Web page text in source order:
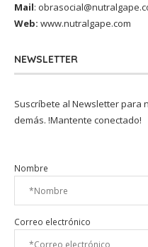
Mail:
Web: www.nutralgape.com
NEWSLETTER
Suscríbete al Newsletter para
demás. !Mantente conectado!
Nombre
Correo electrónico